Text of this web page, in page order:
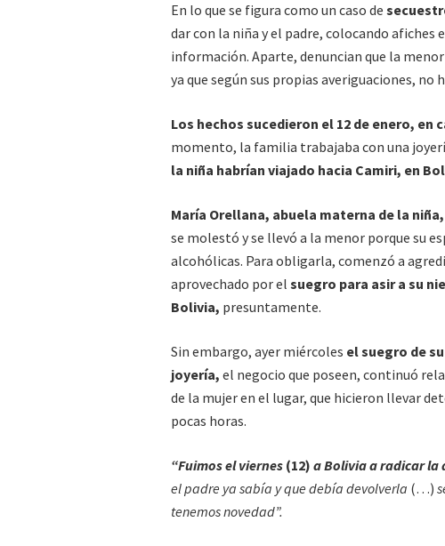
En lo que se figura como un caso de
dar con la niña y el padre, colocando
información. Aparte, denuncian que la
ya que según sus propias averiguaciones, no
Los hechos sucedieron el 12 de enero, en
momento, la familia trabajaba con una
la niña habrían viajado hacia Camiri, en
María Orellana, abuela materna de la niña,
se molestó y se llevó a la menor porque su
alcohólicas. Para obligarla, comenzó a
aprovechado por el suegro para asir a su
Bolivia, presuntamente.
Sin embargo, ayer miércoles el suegro de
joyería, el negocio que poseen, continuó
de la mujer en el lugar, que hicieron llevar
pocas horas.
“Fuimos el viernes (12) a Bolivia a radicar la
el padre ya sabía y que debía devolverla (…)
tenemos novedad”.